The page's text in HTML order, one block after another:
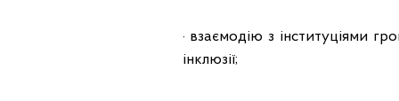
· взаємодію з інституціями
інклюзії;